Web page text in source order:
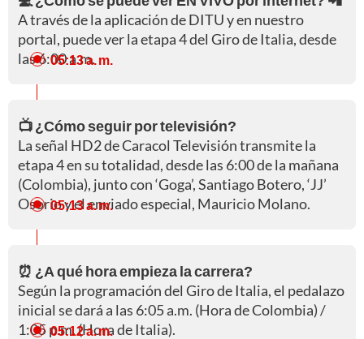
A través de la aplicación de DITU y en nuestro
portal, puede ver la etapa 4 del Giro de Italia, desde
las 6:00 a.m.
05:13 a. m.
📺 ¿Cómo seguir por televisión?
La señal HD2 de Caracol Televisión transmite la
etapa 4 en su totalidad, desde las 6:00 de la mañana
(Colombia), junto con ‘Goga’, Santiago Botero, ‘JJ’
Osorio y el enviado especial, Mauricio Molano.
05:13 a. m.
⏰ ¿A qué hora empieza la carrera?
Según la programación del Giro de Italia, el pedalazo
inicial se dará a las 6:05 a.m. (Hora de Colombia) /
1:05 p.m. (Hora de Italia).
05:12 a. m.